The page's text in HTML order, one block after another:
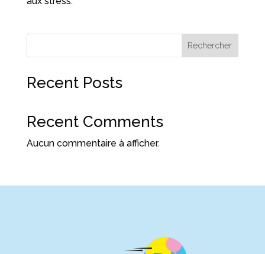
Rechercher
Recent Posts
Recent Comments
Aucun commentaire à afficher.